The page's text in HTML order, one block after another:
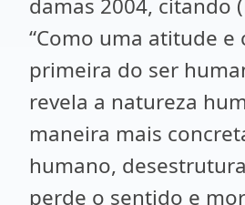
damas 2004, citando
“Como uma atitude e
primeira do ser
revela a natureza
maneira mais
humano,
perde o sentido e